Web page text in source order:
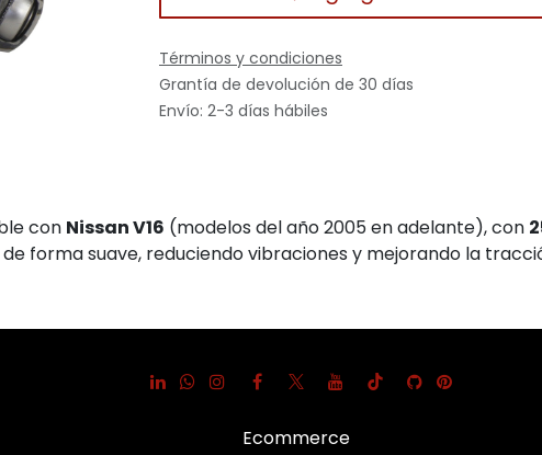
Términos y condiciones
Grantía de devolución de 30 días
Envío: 2-3 días hábiles
con Nissan V16 (modelos del año 2005 en adelante), con
forma suave, reduciendo vibraciones y mejorando la
Ecommerce